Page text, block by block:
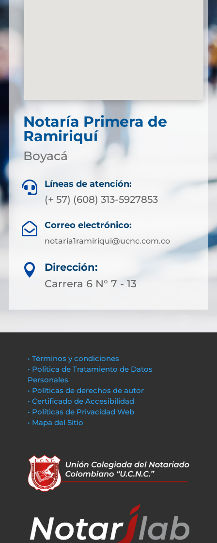
Notaría Primera de
Ramiriquí
Boyacá
 Líneas de atención:
(+ 57) (608) 313-5927853
 Correo electrónico:
notaria1ramiriqui@ucnc.com.co

Dirección:
Carrera 6 N° 7 - 13
• Términos y condiciones
• Política de Tratamiento de Datos
Personales
• Políticas de derechos de autor
• Certificado de Accesibilidad
• Políticas de Privacidad Web
• Mapa del Sitio